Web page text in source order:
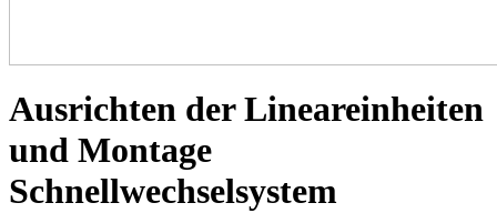
Ausrichten der Lineareinheiten
und Montage
Schnellwechselsystem